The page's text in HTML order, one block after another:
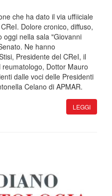
che ha dato il via uffiiciale
Dolore cronico, diffuso,
oggi nella sala "Giovanni
Ne hanno
Presidente del CReI, il
Dottor Mauro
dalle voci delle Presidenti
Celano di APMAR.
LEGGI